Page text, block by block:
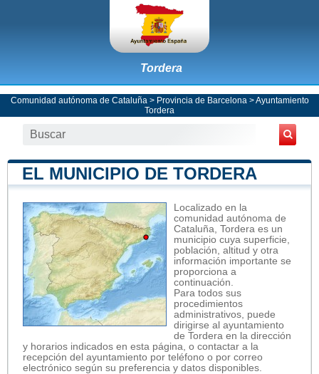
Tordera
Comunidad autónoma de Cataluña > Provincia de Barcelona >Ayuntamiento
Tordera
EL MUNICIPIO DE TORDERA
Localizado en la
comunidad autónoma de
Cataluña, Tordera es un
municipio cuya superficie,
población, altitud y otra
información importante se
proporciona a
continuación.
Para todos sus
procedimientos
administrativos, puede
dirigirse al ayuntamiento
de Tordera en la dirección
y horarios indicados en esta página, o contactar a la
recepción del ayuntamiento por teléfono o por correo
electrónico según su preferencia y datos disponibles.